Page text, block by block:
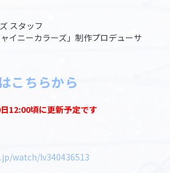
スタッフ
ャイニーカラーズ」制作プロデューサ
こちらから
12:00頃に更新予定です
watch/lv340436513